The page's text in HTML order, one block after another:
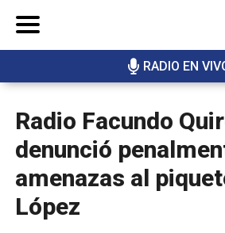
RADIO EN
Radio Facundo
denunció
amenazas al
López